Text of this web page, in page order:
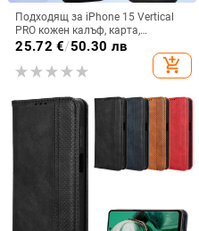
Подходящ за iPhone 15 Vertical
PRO кожен калъф, карта,
оксфордски плат, найлонов плат,
мобилен телефон
25.72 €/50.30 лв
add_shopping_cart